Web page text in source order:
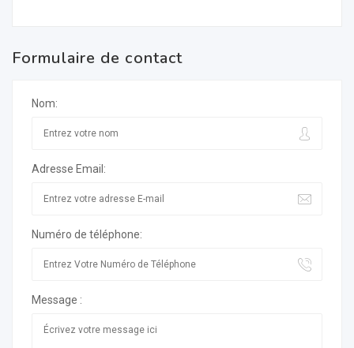
Formulaire de contact
Nom:
Adresse Email:
Numéro de téléphone:
Message :